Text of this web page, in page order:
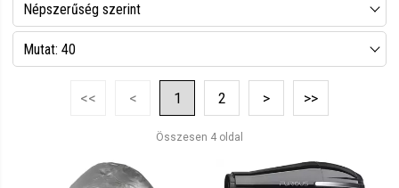
Népszerűség szerint
Név szerint csökkenő
Mutat: 40
<< < 1 2 > >>
Összesen 4 oldal